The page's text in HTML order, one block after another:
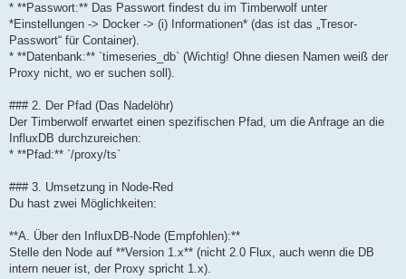
* **Passwort:** Das Passwort findest du im Timberwolf unter
*Einstellungen -> Docker -> (i) Informationen* (das ist das „Tresor-
Passwort“ für Container).
* **Datenbank:** `timeseries_db` (Wichtig! Ohne diesen Namen weiß der
Proxy nicht, wo er suchen soll).
### 2. Der Pfad (Das Nadelöhr)
Der Timberwolf erwartet einen spezifischen Pfad, um die Anfrage an die
InfluxDB durchzureichen:
* **Pfad:** `/proxy/ts`
### 3. Umsetzung in Node-Red
Du hast zwei Möglichkeiten:
**A. Über den InfluxDB-Node (Empfohlen):**
Stelle den Node auf **Version 1.x** (nicht 2.0 Flux, auch wenn die DB
intern neuer ist, der Proxy spricht 1.x).